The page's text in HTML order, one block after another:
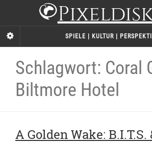
SPIELE | KULTUR |
Schlagwort: Coral
Biltmore Hotel
A Golden Wake: B.I.T.S.